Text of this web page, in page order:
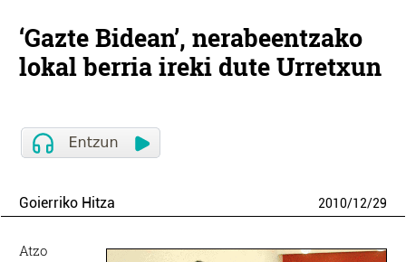
‘Gazte Bidean’, nerabeentzako
lokal berria ireki dute Urretxun
Goierriko Hitza 2010/12/29
Atzo